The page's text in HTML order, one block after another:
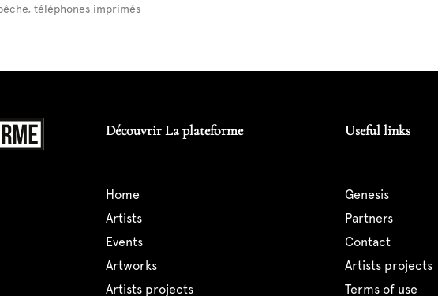
téléphones imprimés
Découvrir La plateforme
home
artists
events
artworks
artists projects
Useful links
genesis
partners
contact
artists projects
terms of use